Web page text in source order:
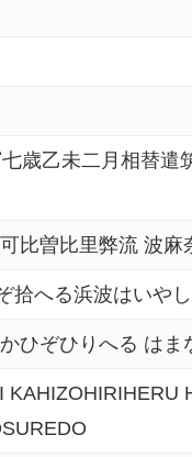
七歳乙未二月相替
比曽比里弊流 波
拾へる浜波はいや
ひぞひりへる は
KAHIZOHIRIHERU